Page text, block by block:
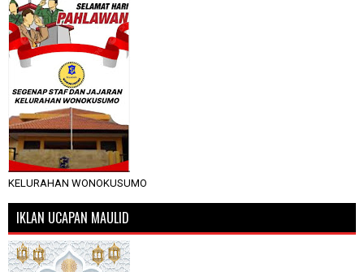
KELURAHAN WONOKUSUMO
IKLAN UCAPAN MAULID